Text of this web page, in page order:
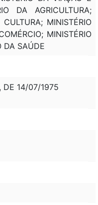
DA AGRICULTURA;
MINISTÉRIO
MINISTÉRIO
DA SAÚDE
, DE 14/07/1975